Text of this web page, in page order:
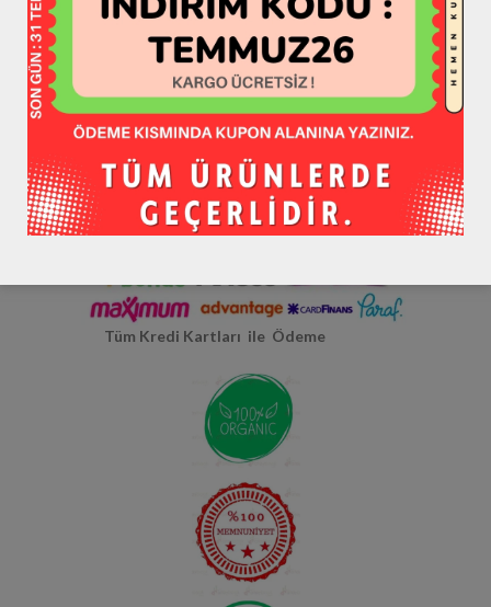
Hepsiburada >> HATAYBOOK <<
Hatay Yerli Üretim
Tüm Kredi Kartları ile Ödeme